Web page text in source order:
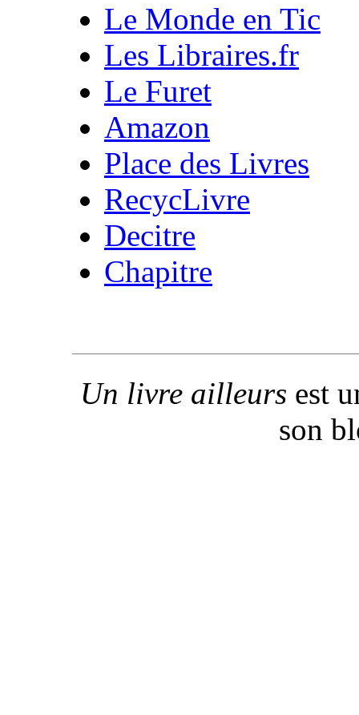
Le Monde en Tic
Les Libraires.fr
Le Furet
Amazon
Place des Livres
RecycLivre
Decitre
Chapitre
Un livre ailleurs est
son